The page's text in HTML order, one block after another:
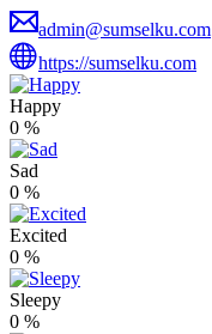
admin@sumselku.com
https://sumselku.com
Happy
0 %
Sad
0 %
Excited
0 %
Sleepy
0 %